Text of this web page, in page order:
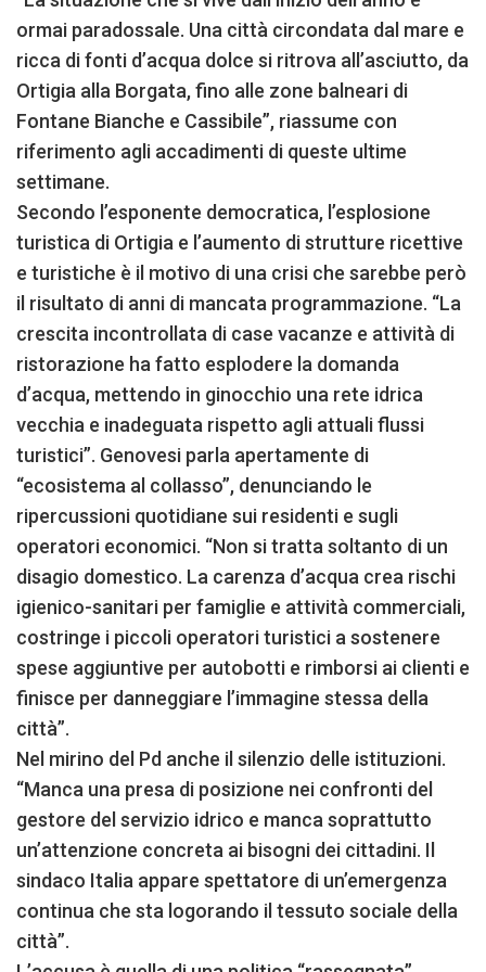
ormai paradossale. Una città circondata dal mare e
ricca di fonti d’acqua dolce si ritrova all’asciutto, da
Ortigia alla Borgata, fino alle zone balneari di
Fontane Bianche e Cassibile”, riassume con
riferimento agli accadimenti di queste ultime
settimane.
Secondo l’esponente democratica, l’esplosione
turistica di Ortigia e l’aumento di strutture ricettive
e turistiche è il motivo di una crisi che sarebbe però
il risultato di anni di mancata programmazione. “La
crescita incontrollata di case vacanze e attività di
ristorazione ha fatto esplodere la domanda
d’acqua, mettendo in ginocchio una rete idrica
vecchia e inadeguata rispetto agli attuali flussi
turistici”. Genovesi parla apertamente di
“ecosistema al collasso”, denunciando le
ripercussioni quotidiane sui residenti e sugli
operatori economici. “Non si tratta soltanto di un
disagio domestico. La carenza d’acqua crea rischi
igienico-sanitari per famiglie e attività commerciali,
costringe i piccoli operatori turistici a sostenere
spese aggiuntive per autobotti e rimborsi ai clienti e
finisce per danneggiare l’immagine stessa della
città”.
Nel mirino del Pd anche il silenzio delle istituzioni.
“Manca una presa di posizione nei confronti del
gestore del servizio idrico e manca soprattutto
un’attenzione concreta ai bisogni dei cittadini. Il
sindaco Italia appare spettatore di un’emergenza
continua che sta logorando il tessuto sociale della
città”.